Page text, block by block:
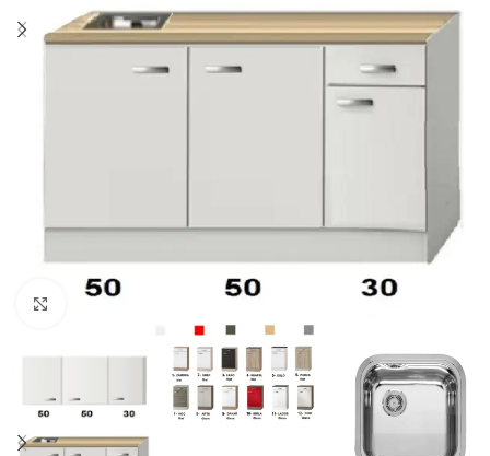
Click to enlarge